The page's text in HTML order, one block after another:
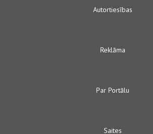
Autortiesības
Reklāma
Par Portālu
Saites